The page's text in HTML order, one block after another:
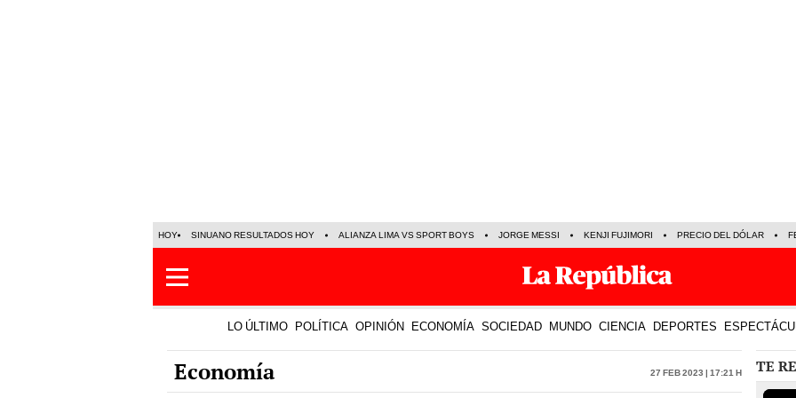
HOY SINUANO RESULTADOS HOY ALIANZA LIMA VS SPORT BOYS JORGE MESSI KENJI FUJIMORI PRECIO DEL DÓLAR
LO ÚLTIMO POLÍTICA OPINIÓN ECONOMÍA SOCIEDAD MUNDO CIENCIA DEPORTES
Economía 27 Feb 2023 | 17:21 h TE